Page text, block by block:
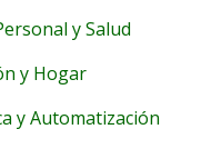
y Salud
y Hogar
y Automatización